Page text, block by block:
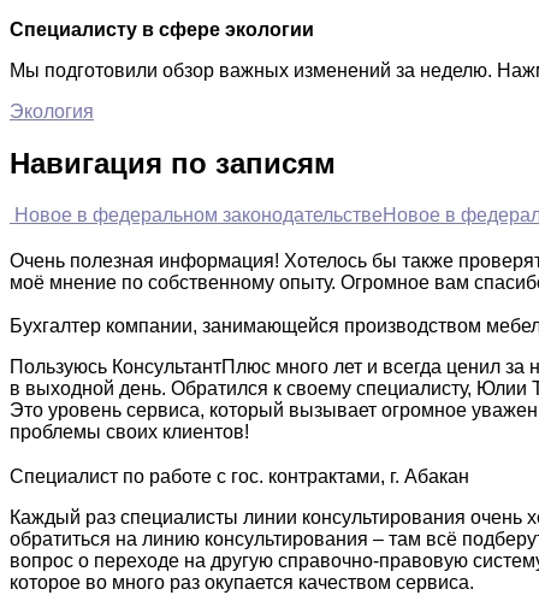
Специалисту в сфере экологии
Мы подготовили обзор важных изменений за неделю.
Экология
Навигация по записям
Новое в федеральном законодательствеНовое в
Очень полезная информация! Хотелось бы также
моё мнение по собственному опыту. Огромное вам
Бухгалтер компании, занимающейся производством
Пользуюсь КонсультантПлюс много лет и всегда ценил
в выходной день. Обратился к своему специалисту,
Это уровень сервиса, который вызывает огромное
проблемы своих клиентов!
Специалист по работе с гос. контрактами, г. Абакан
Каждый раз специалисты линии консультирования
обратиться на линию консультирования – там всё
вопрос о переходе на другую справочно-правовую
которое во много раз окупается качеством сервиса.